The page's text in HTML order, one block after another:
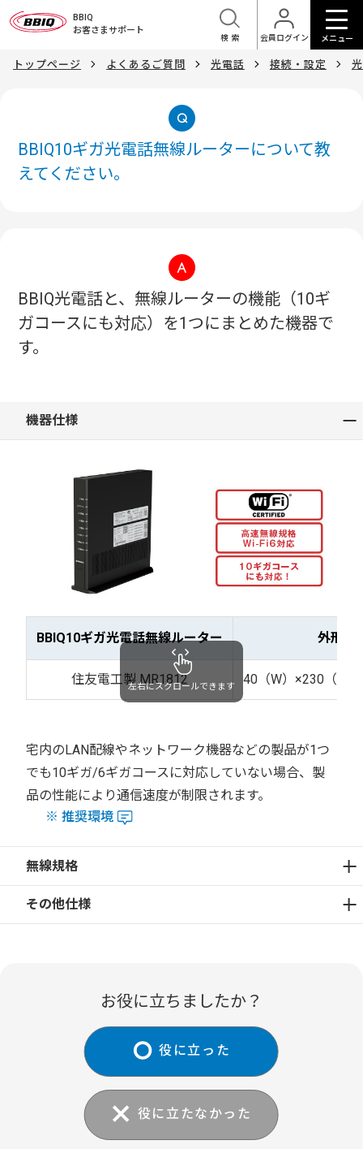
BBIQ
お客さまサポート
会員ログイン
検索 メニュー
トップページ よくあるご質問 光電話 接続・設定
BBIQ10ギガ光電話無線ルーターについて教
えてください。
BBIQ光電話と、無線ルーターの機能（10ギ
ガコースにも対応）を1つにまとめた機器で
す。
機器仕様
BBIQ10ギガ光電話無線ルーター 外形寸
住友電工製 MR1812 40（W）×230（D
左右にスクロールできます
宅内のLAN配線やネットワーク機器などの製品が1つ
でも10ギガ/6ギガコースに対応していない場合、製
品の性能により通信速度が制限されます。
※推奨環境
無線規格
その他仕様
お役に立ちましたか？
役に立った
役に立たなかった